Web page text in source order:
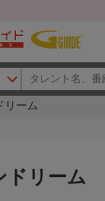
リーム
ドリーム